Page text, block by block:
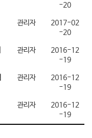
-20
관리자
2017-02
-20
관리자
2016-12
-19
관리자
2016-12
-19
관리자
2016-12
-19